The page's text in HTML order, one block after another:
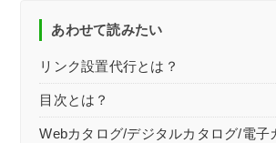
あわせて読みたい
リンク設置代行とは？
目次とは？
Webカタログ/デジタルカタログ/電子